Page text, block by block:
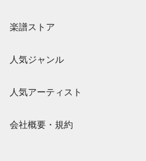
退会はこちら
楽譜ストア
難易度別に探す
まもなく配信
人気ジャンル
保育
人気アーティスト
会社概要・規約